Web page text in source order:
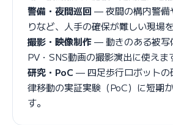
警備・夜間巡回 — 夜間の構内警備
りなど、人手の確保が難しい現場
撮影・映像制作— 動きのある被写
PV・SNS動画の撮影演出に使えま
研究・PoC — 四足歩行ロボットの
律移動の実証実験（PoC）に短期
す。